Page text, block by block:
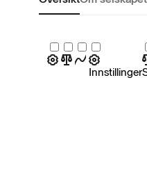
Innstillinger